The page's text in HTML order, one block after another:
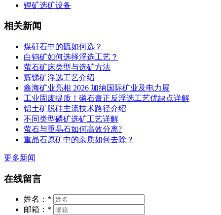
锂矿选矿设备
相关新闻
煤矸石中的硫如何选？
白钨矿如何选择浮选工艺？
萤石矿床类型与选矿方法
辉锑矿浮选工艺介绍
鑫海矿业亮相 2026 加纳国际矿业及电力展
工业固废提质！磷石膏正反浮选工艺优缺点详解
铝土矿脱硅主流技术路径介绍
不同类型磷矿选矿工艺详解
萤石与重晶石如何高效分离?
重晶石原矿中的杂质如何去除？
更多新闻
在线留言
姓名： *
邮箱： *